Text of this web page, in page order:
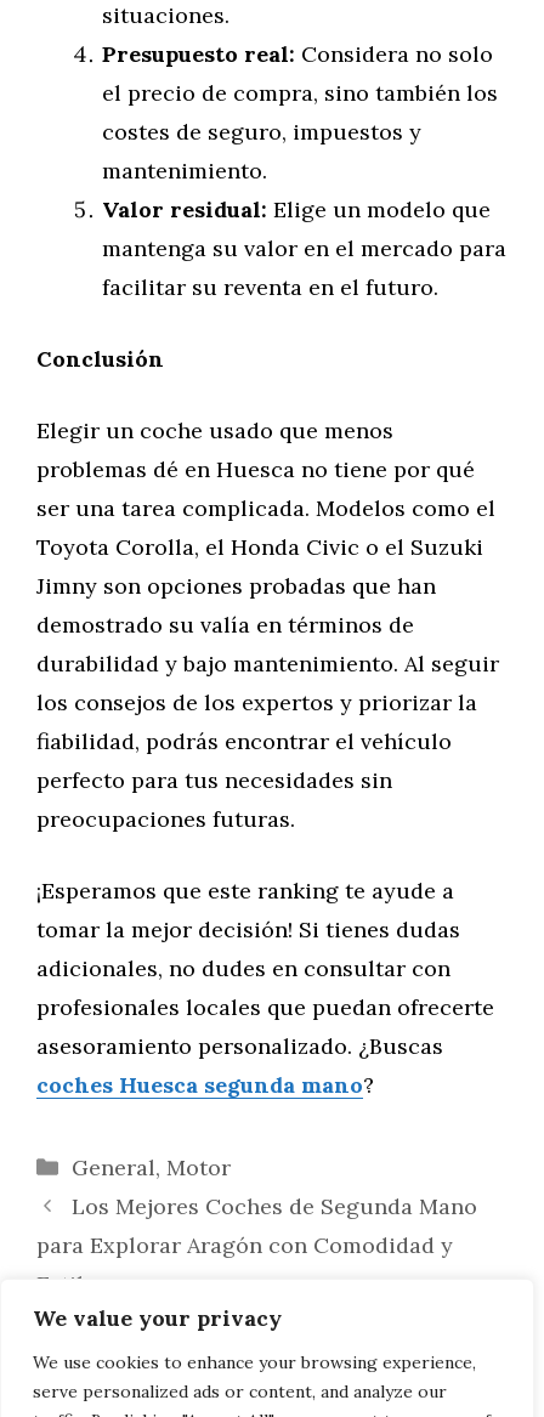
We value your privacy
We use cookies to enhance your browsing experience,
serve personalized ads or content, and analyze our
situaciones.
Presupuesto real: Considera no solo
el precio de compra, sino también los
costes de seguro, impuestos y
mantenimiento.
Valor residual: Elige un modelo que
mantenga su valor en el mercado para
facilitar su reventa en el futuro.
Conclusión
Elegir un coche usado que menos
problemas dé en Huesca no tiene por qué
ser una tarea complicada. Modelos como el
Toyota Corolla, el Honda Civic o el Suzuki
Jimny son opciones probadas que han
demostrado su valía en términos de
durabilidad y bajo mantenimiento. Al seguir
los consejos de los expertos y priorizar la
fiabilidad, podrás encontrar el vehículo
perfecto para tus necesidades sin
preocupaciones futuras.
¡Esperamos que este ranking te ayude a
tomar la mejor decisión! Si tienes dudas
adicionales, no dudes en consultar con
profesionales locales que puedan ofrecerte
asesoramiento personalizado. ¿Buscas
coches Huesca segunda mano?
Categorías
General, Motor
Los Mejores Coches de Segunda Mano
para Explorar Aragón con Comodidad y
Estilo
Coches de Segunda Mano con la Mejor
Relación Calidad-Precio en Huesca:
Encuentra tu Próximo Vehículo Ideal